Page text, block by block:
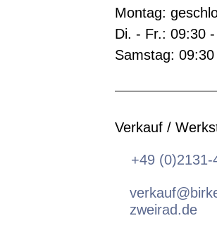
Montag:
Di. - Fr.: 09:30
Samstag:
Verkauf /
+49 (0)2131-
zweirad.de